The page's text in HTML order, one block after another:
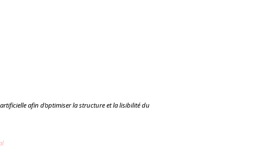
artificielle afin d’optimiser la structure et la lisibilité du